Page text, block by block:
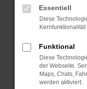
Manche
können das
verhindern.
Fenster?
Starte dein
Das kann
Probleme zu
Essentiell
Diese
Funktional
Diese
der Webseite.
Maps, Chats,
werden aktiviert.